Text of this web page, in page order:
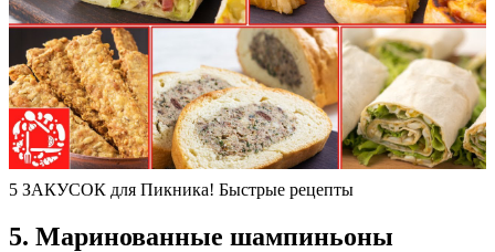
5 ЗАКУСОК для Пикника! Быстрые рецепты
5. Маринованные шампиньоны